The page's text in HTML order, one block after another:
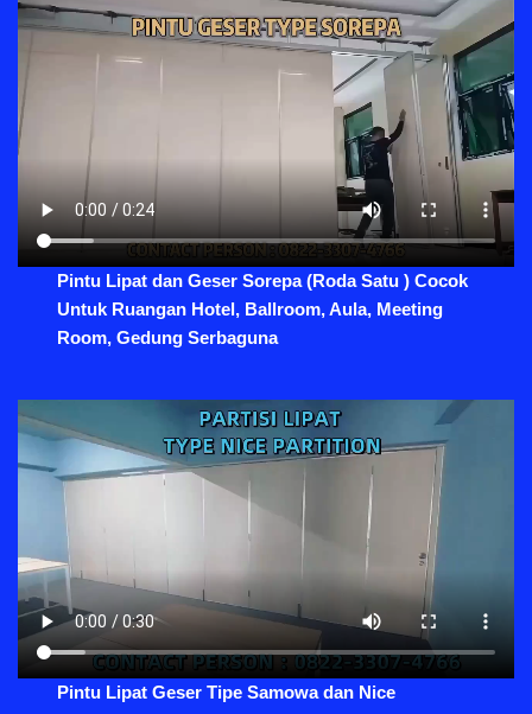
Pintu Lipat dan Geser Sorepa (Roda Satu ) Cocok
Untuk Ruangan Hotel, Ballroom, Aula, Meeting
Room, Gedung Serbaguna
Pintu Lipat Geser Tipe Samowa dan Nice